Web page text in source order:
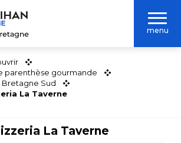
menu
parenthèse gourmande
Bretagne Sud
La Taverne
La Taverne